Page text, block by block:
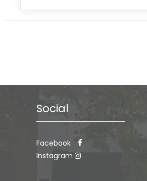
Social
Facebook
Instagram